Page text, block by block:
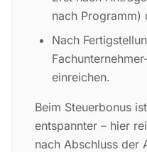
nach Programm)
Nach
einreichen.
Beim Steuerbonus
entspannter – hier
nach Abschluss der